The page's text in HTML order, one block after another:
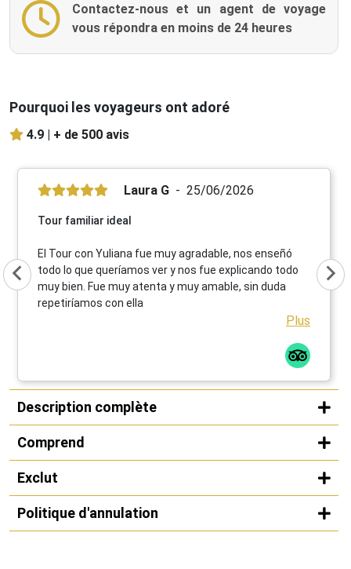
Contactez-nous et un agent de voyage
vous répondra en moins de 24 heures
Pourquoi les voyageurs ont adoré
4.9 | + de 500 avis
Laura G 25/06/2026
Tour familiar ideal
El Tour con Yuliana fue muy agradable, nos enseñó
todo lo que queríamos ver y nos fue explicando todo
muy bien. Fue muy atenta y muy amable, sin duda
repetiríamos con ella
Plus
Description complète
Comprend
Exclut
Politique d'annulation